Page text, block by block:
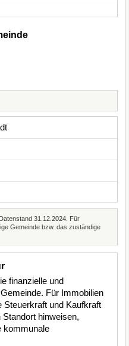
31.12.2024. Für
Gemeinde bzw. das zuständige
finanzielle und
Für Immobilien
Steuerkraft und Kaufkraft
hinweisen,
kommunale